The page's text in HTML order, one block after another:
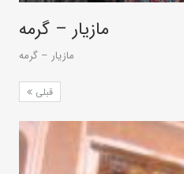
مازیار – گرمه
مازیار – گرمه
قبلی